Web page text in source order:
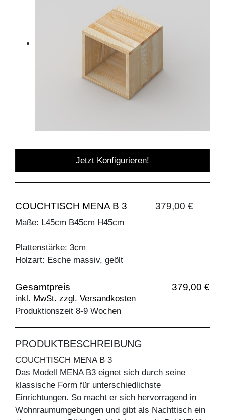
Jetzt Konfigurieren!
COUCHTISCH MENA B 3 379,00 €
Maße: L45cm B45cm H45cm
Plattenstärke: 3cm
Holzart: Esche massiv, geölt
Gesamtpreis 379,00 €
inkl. MwSt. zzgl. Versandkosten
Produktionszeit 8-9 Wochen
PRODUKTBESCHREIBUNG
COUCHTISCH MENA B 3
Das Modell MENA B3 eignet sich durch seine
klassische Form für unterschiedlichste
Einrichtungen. So macht er sich hervorragend in
Wohnraumumgebungen und gibt als Nachttisch ein